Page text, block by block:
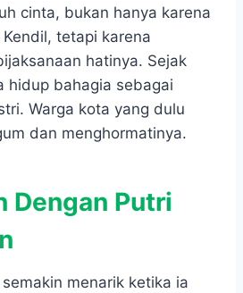
cinta, bukan hanya karena
tetapi karena
hatinya. Sejak
hidup bahagia sebagai
Warga kota yang dulu
dan menghormatinya.
Dengan Putri
menarik ketika ia